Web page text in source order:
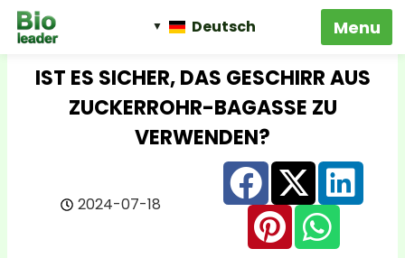
Deutsch
IST ES SICHER, DAS GESCHIRR AUS
ZUCKERROHR-BAGASSE ZU
VERWENDEN?
2024-07-18